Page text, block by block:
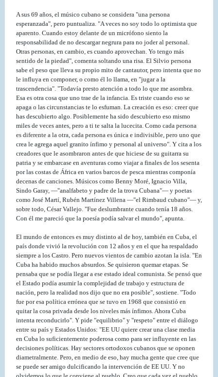
A sus 69 años, el músico cubano se considera "una persona
esperanzada", pero puntualiza. "A veces no soy todo lo optimista que
aparento. Cuando estoy delante de un micrófono siento la
responsabilidad de no descargar negrura para no joder al personal.
Otras personas, en cambio, es cuando aprovechan. Yo tengo más
sentido de la piedad", comenta soltando una risa. El Silvio persona
sabe el peso que lleva su propio mito de cantautor, pero intenta que no
le influya en componer, o como él lo llama, en "jugar a la
trascendencia". "Todavía presto atención a todo lo que me asombra.
Esa es otra cosa que uno trae de la infancia. Es triste cuando eso se
apaga o las circunstancias te lo esfuman. La creación es eso: creer que
has descubierto algo. Posiblemente ha sido descubierto eso mismo
miles de veces antes, pero a ti te salta la lucecita. Como cada persona
es diferente a la otra, cada persona es única e indivisible, pero uno que
crea le agrega aquel granito ínfimo y personal al universo". Y cita a los
creadores que le asombraron antes de que hiciese de su guitarra su
patria y se embarcase en aventuras como viajar a finales de los sesenta
por las costas de África en varios barcos de pesca mientras componía
decenas de canciones. Músicos como Benny Moré, Ignacio Villa,
Sindo Garay, —"analfabeto y padre de la trova Cubana"— y poetas
como José Martí, Rubén Martínez Villena —"el Rimbaud cubano"— y,
sobre todo, César Vallejo. "Fue deslumbrante cuando tenía 18 años.
Con él me pareció que la poesía podía salvar el mundo", apunta.
El mundo de entonces es muy distinto al de hoy, también en Cuba, el
país donde vivió la revolución con 12 años y en el que ha respaldado
siempre a los Castro. Pero nuevos vientos de cambio azotan la isla. "En
Cuba ha habido muchos absurdos. Se quisieron quemar etapas. Se
pensaba que se podía llegar a ese estado ideal comunista. Se pensó que
el Estado podía asumir la complejidad de trabajo y estructura de
nación, pero la realidad nos dijo que no era posible", sostiene. "Todo
fue por esa política errónea que se tuvo en 1968 que consistió en
quitar la cosa privada desde los niveles más ínfimos. Ahora Cuba
intenta reconducirlo". Y pide "equilibrio" y "respeto" entre el diálogo
entre su país y Estados Unidos: "EE UU quiere crear una clase media
en Cuba lo suficientemente poderosa como para ser influyente en las
decisiones políticas. Hay sectores ortodoxos cubanos que se oponen
diametralmente. Pero, en medio de eso, hay mucha gente que cree que
se puede ser amigo dulcificando la intervención de EE UU. Y no